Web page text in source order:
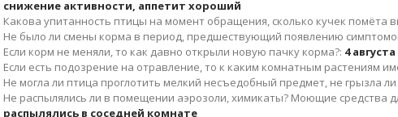
снижение активности, аппетит хороший
Какова упитанность птицы на момент обращения, сколько кучек помёта
Не было ли смены корма в период, предшествующий появлению
Если корм не меняли, то как давно открыли новую пачку корма?: 4 августа
Если есть подозрение на отравление, то к каким комнатным растениям
Не могла ли птица проглотить мелкий несъедобный предмет, не грызла
Не распылялись ли в помещении аэрозоли, химикаты? Моющие средства
распылялись в соседней комнате